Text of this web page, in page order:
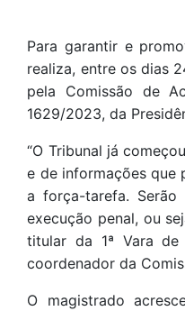
Para garantir e
realiza, entre os dias
pela Comissão de
1629/2023, da
“O Tribunal já
e de informações que
a força-tarefa. Serão
execução penal, ou
titular da 1ª Vara de
coordenador da
O magistrado